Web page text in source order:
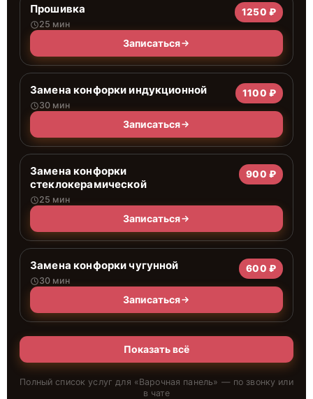
Прошивка
25 мин
1250 ₽
Записаться
Замена конфорки индукционной
30 мин
1100 ₽
Записаться
Замена конфорки
стеклокерамической
25 мин
900 ₽
Записаться
Замена конфорки чугунной
30 мин
600 ₽
Записаться
Показать всё
Полный список услуг для «Варочная панель» — по звонку или
в чате